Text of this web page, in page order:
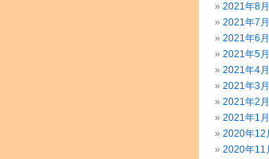
2021年8月
2021年7月
2021年6月
2021年5月
2021年4月
2021年3月
2021年2月
2021年1月
2020年12
2020年11